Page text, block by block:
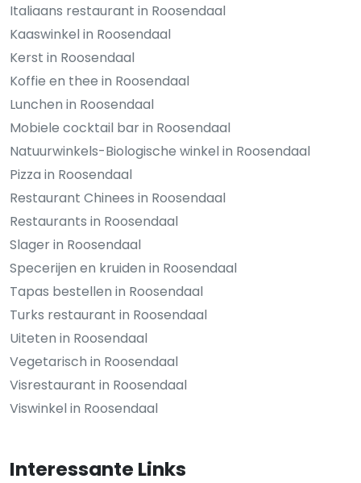
Italiaans restaurant in Roosendaal
Kaaswinkel in Roosendaal
Kerst in Roosendaal
Koffie en thee in Roosendaal
Lunchen in Roosendaal
Mobiele cocktail bar in Roosendaal
Natuurwinkels-Biologische winkel in Roosendaal
Pizza in Roosendaal
Restaurant Chinees in Roosendaal
Restaurants in Roosendaal
Slager in Roosendaal
Specerijen en kruiden in Roosendaal
Tapas bestellen in Roosendaal
Turks restaurant in Roosendaal
Uiteten in Roosendaal
Vegetarisch in Roosendaal
Visrestaurant in Roosendaal
Viswinkel in Roosendaal
Interessante Links